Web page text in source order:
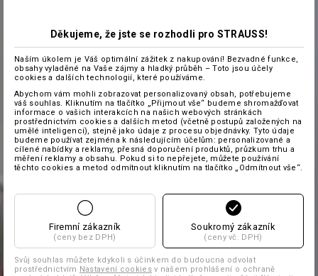
Děkujeme, že jste se rozhodli pro STRAUSS!
Naším úkolem je Váš optimální zážitek z nakupování! Bezvadné funkce,
obsahy vyladěné na Vaše zájmy a hladký průběh – Toto jsou účely
cookies a dalších technologií, které používáme.
Abychom vám mohli zobrazovat personalizovaný obsah, potřebujeme
váš souhlas. Kliknutím na tlačítko „Přijmout vše“ budeme shromažďovat
informace o vašich interakcích na našich webových stránkách
prostřednictvím cookies a dalších metod (včetně postupů založených na
umělé inteligenci), stejně jako údaje z procesu objednávky. Tyto údaje
budeme používat zejména k následujícím účelům: personalizované a
cílené nabídky a reklamy, přesná doporučení produktů, průzkum trhu a
měření reklamy a obsahu. Pokud si to nepřejete, můžete používání
těchto cookies a metod odmítnout kliknutím na tlačítko „Odmítnout vše“.
Firemní zákazník
(ceny bez DPH)
Soukromý zákazník
(ceny vč. DPH)
Svůj souhlas můžete kdykoli s účinkem do budoucna odvolat
prostřednictvím Nastavení cookiesv našem prohlášení o ochraně